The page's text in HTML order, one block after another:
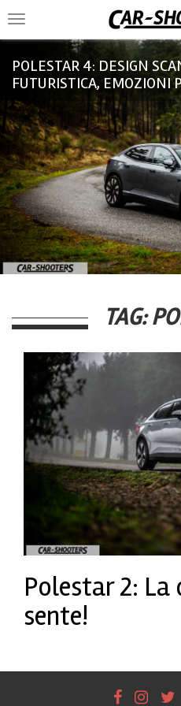
Toggle
navigation
POLESTAR 4: DESIGN
FUTURISTICA, EMOZIONI
TAG:
Polestar 2:
sente!